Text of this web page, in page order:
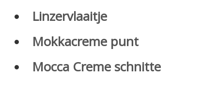
Linzervlaaitje
Mokkacreme punt
Mocca Creme schnitte